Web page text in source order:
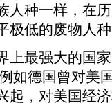
人种一样，在
极低的废物人
上最强大的国
如德国曾对美
起，对美国经